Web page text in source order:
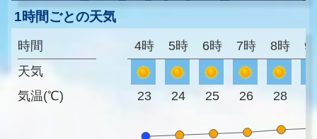
1時間ごとの天気
時間
天気
気温(℃)
4時 5時 6時 7時 8時 9
23 24 25 26 28